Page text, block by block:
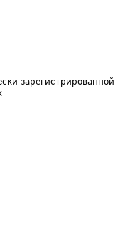
зарегистрированной